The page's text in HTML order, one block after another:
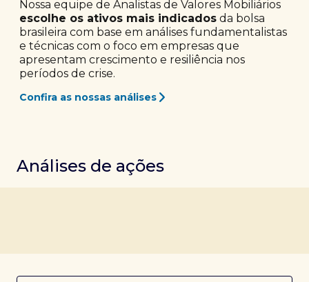
Nossa equipe de Analistas de Valores Mobiliários
escolhe os ativos mais indicados da bolsa
brasileira com base em análises fundamentalistas
e técnicas com o foco em empresas que
apresentam crescimento e resiliência nos
períodos de crise.
Confira as nossas análises
Análises de ações